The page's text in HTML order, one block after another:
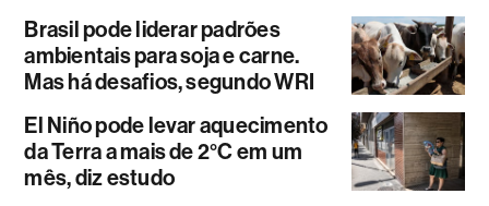
Brasil pode liderar padrões
ambientais para soja e carne.
Mas há desafios, segundo WRI
El Niño pode levar aquecimento
da Terra a mais de 2°C em um
mês, diz estudo